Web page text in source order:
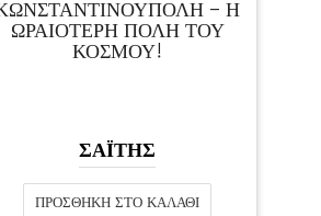
– Η
ΩΡΑΙΟΤΕΡΗ ΠΟΛΗ ΤΟΥ
ΚΟΣΜΟΥ!
ΣΑΪΤΗΣ
ΠΡΟΣΘΉΚΗ ΣΤΟ ΚΑΛΆΘΙ